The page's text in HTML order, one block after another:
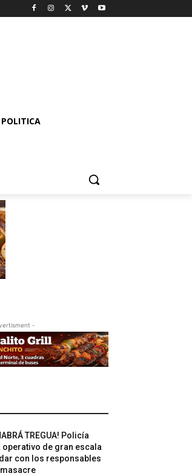
POLITICA
-
TREGUA! Policía
operativo de gran escala
con los responsables